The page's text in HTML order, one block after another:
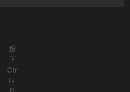
按
下
Ctr
l+